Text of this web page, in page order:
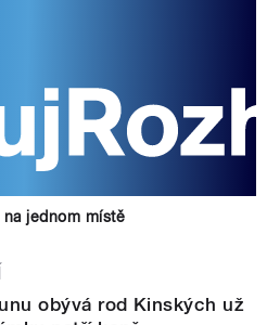
jednom místě
obývá rod Kinských už